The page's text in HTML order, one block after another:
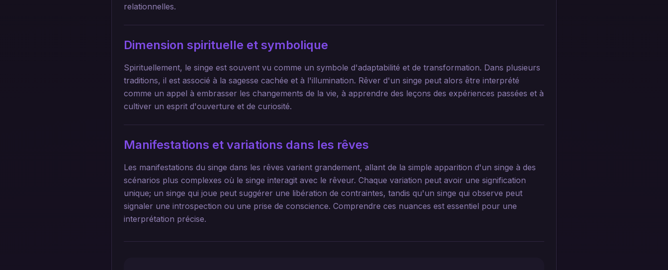
relationnelles.
Dimension spirituelle et symbolique
Spirituellement, le singe est souvent vu comme un symbole d'adaptabilité et de transformation. Dans plusieurs
traditions, il est associé à la sagesse cachée et à l'illumination. Rêver d'un singe peut alors être interprété
comme un appel à embrasser les changements de la vie, à apprendre des leçons des expériences passées et à
cultiver un esprit d'ouverture et de curiosité.
Manifestations et variations dans les rêves
Les manifestations du singe dans les rêves varient grandement, allant de la simple apparition d'un singe à des
scénarios plus complexes où le singe interagit avec le rêveur. Chaque variation peut avoir une signification
unique; un singe qui joue peut suggérer une libération de contraintes, tandis qu'un singe qui observe peut
signaler une introspection ou une prise de conscience. Comprendre ces nuances est essentiel pour une
interprétation précise.